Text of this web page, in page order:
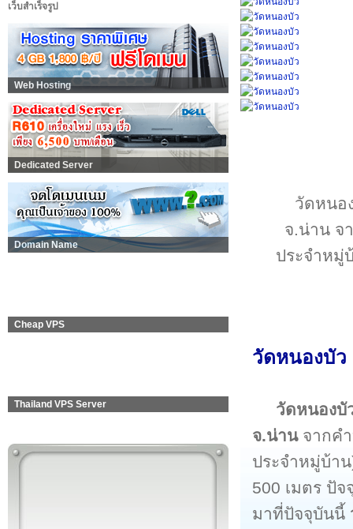
เว็บสำเร็จรูป
Web Hosting
Dedicated Server
Domain Name
Cheap VPS
Thailand VPS Server
วัดหนอ
จ.น่าน จ
ประจำหมู่
วัดหนองบัว
วัดหนอง
จ.น่านจากคำ
ประจำหมู่บ้า
500 เมตร ปั
มาที่ปัจจุบันนี้